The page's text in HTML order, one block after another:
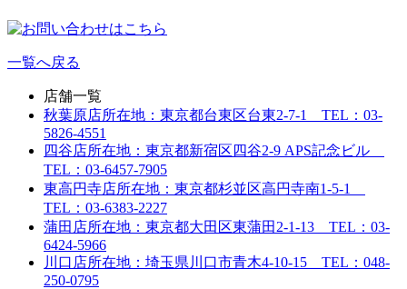
一覧へ戻る
店舗一覧
秋葉原店所在地：東京都台東区台東2-7-1 TEL：03-
5826-4551
四谷店所在地：東京都新宿区四谷2-9 APS記念ビル
TEL：03-6457-7905
東高円寺店所在地：東京都杉並区高円寺南1-5-1
TEL：03-6383-2227
蒲田店所在地：東京都大田区東蒲田2-1-13 TEL：03-
6424-5966
川口店所在地：埼玉県川口市青木4-10-15 TEL：048-
250-0795